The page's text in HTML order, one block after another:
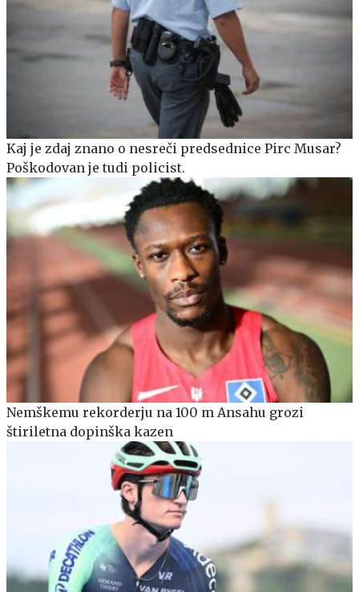
Kaj je zdaj znano o nesreči predsednice Pirc Musar?
Poškodovan je tudi policist.
Nemškemu rekorderju na 100 m Ansahu grozi
štiriletna dopinška kazen